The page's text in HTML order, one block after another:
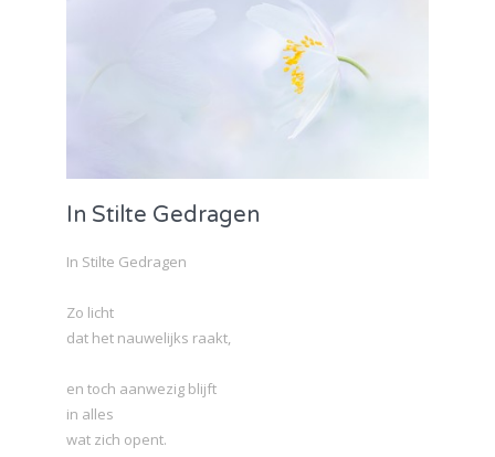
In Stilte Gedragen
In Stilte Gedragen
Zo licht
dat het nauwelijks raakt,
en toch aanwezig blijft
in alles
wat zich opent.